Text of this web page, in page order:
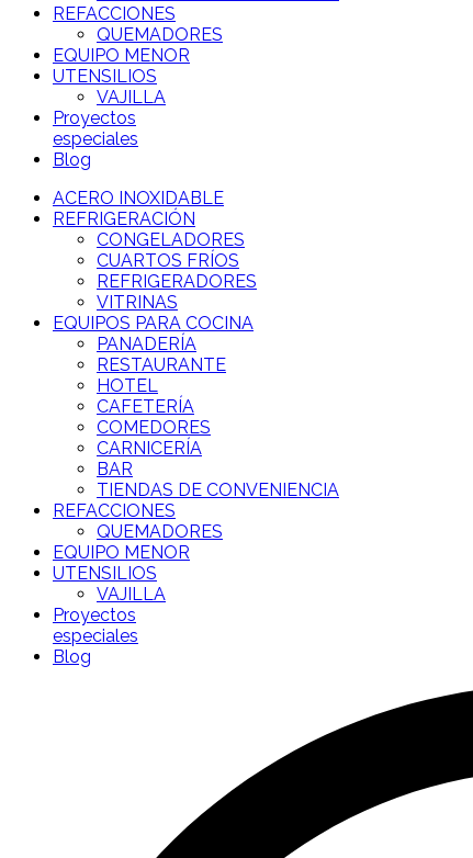
REFACCIONES
QUEMADORES
EQUIPO MENOR
UTENSILIOS
VAJILLA
Proyectos
especiales
Blog
ACERO INOXIDABLE
REFRIGERACIÓN
CONGELADORES
CUARTOS FRÍOS
REFRIGERADORES
VITRINAS
EQUIPOS PARA COCINA
PANADERÍA
RESTAURANTE
HOTEL
CAFETERÍA
COMEDORES
CARNICERÍA
BAR
TIENDAS DE CONVENIENCIA
REFACCIONES
QUEMADORES
EQUIPO MENOR
UTENSILIOS
VAJILLA
Proyectos
especiales
Blog